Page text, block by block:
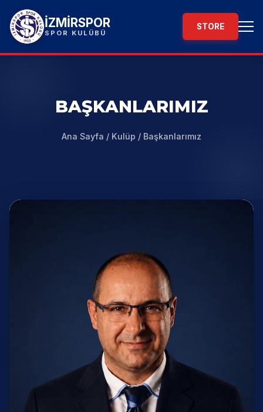
İZMİRSPOR
SPOR KULÜBÜ
STORE
BAŞKANLARIMIZ
Ana Sayfa / Kulüp / Başkanlarımız